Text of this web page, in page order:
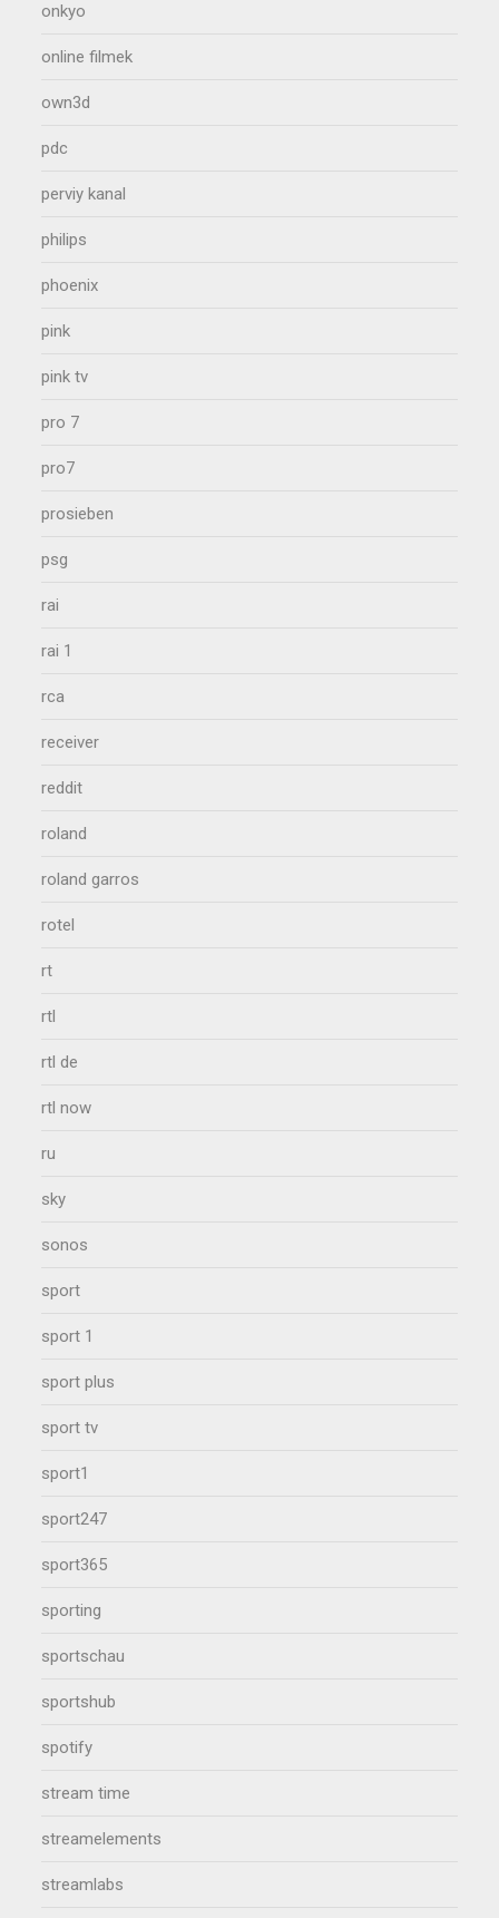
onkyo
online filmek
own3d
pdc
perviy kanal
philips
phoenix
pink
pink tv
pro 7
pro7
prosieben
psg
rai
rai 1
rca
receiver
reddit
roland
roland garros
rotel
rt
rtl
rtl de
rtl now
ru
sky
sonos
sport
sport 1
sport plus
sport tv
sport1
sport247
sport365
sporting
sportschau
sportshub
spotify
stream time
streamelements
streamlabs